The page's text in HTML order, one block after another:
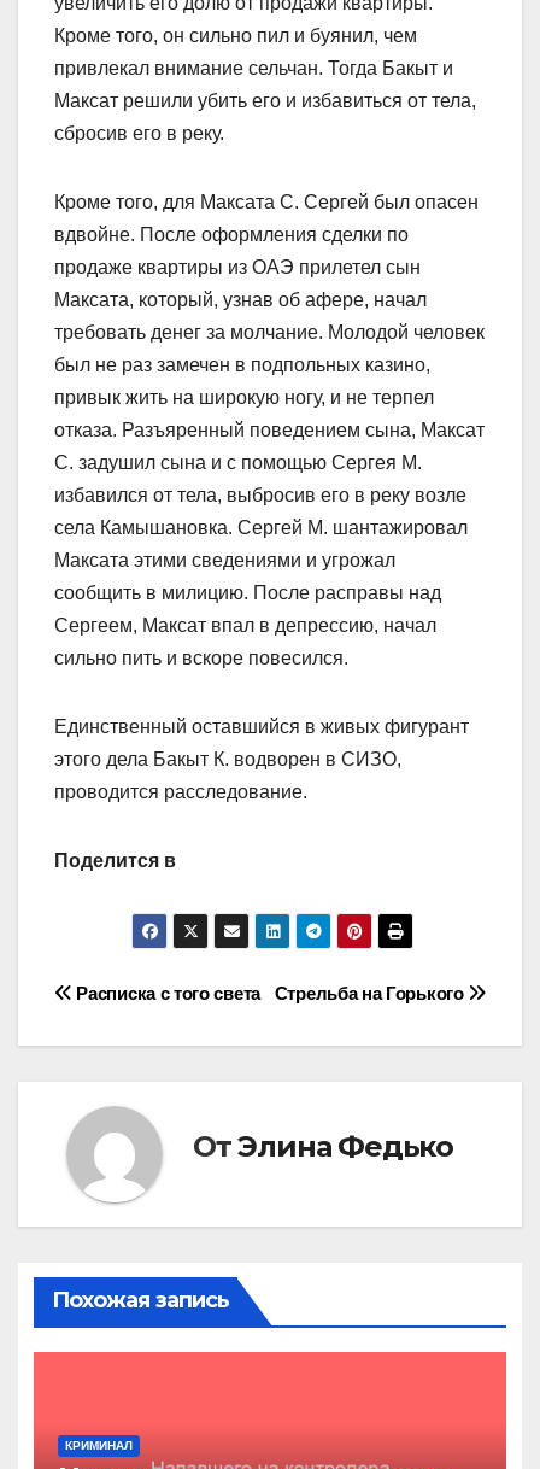
Кроме того, он сильно пил и буянил, чем
привлекал внимание сельчан. Тогда Бакыт и
Максат решили убить его и избавиться от тела,
сбросив его в реку.
Кроме того, для Максата С. Сергей был опасен
вдвойне. После оформления сделки по
продаже квартиры из ОАЭ прилетел сын
Максата, который, узнав об афере, начал
требовать денег за молчание. Молодой человек
был не раз замечен в подпольных казино,
привык жить на широкую ногу, и не терпел
отказа. Разъяренный поведением сына, Максат
С. задушил сына и с помощью Сергея М.
избавился от тела, выбросив его в реку возле
села Камышановка. Сергей М. шантажировал
Максата этими сведениями и угрожал
сообщить в милицию. После расправы над
Сергеем, Максат впал в депрессию, начал
сильно пить и вскоре повесился.
Единственный оставшийся в живых фигурант
этого дела Бакыт К. водворен в СИЗО,
проводится расследование.
Поделится в
Навигация
по
записям
Стрельба на Горького
Расписка с того света
ОтЭлина Федько
Похожая запись
КРИМИНАЛ